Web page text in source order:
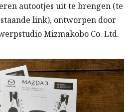
autootjes uit te brengen (te
link), ontworpen door
Mizmakobo Co. Ltd.